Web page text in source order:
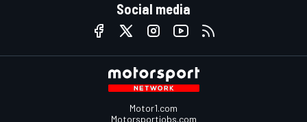
Social media
Motor1.com
Motorsportjobs.com